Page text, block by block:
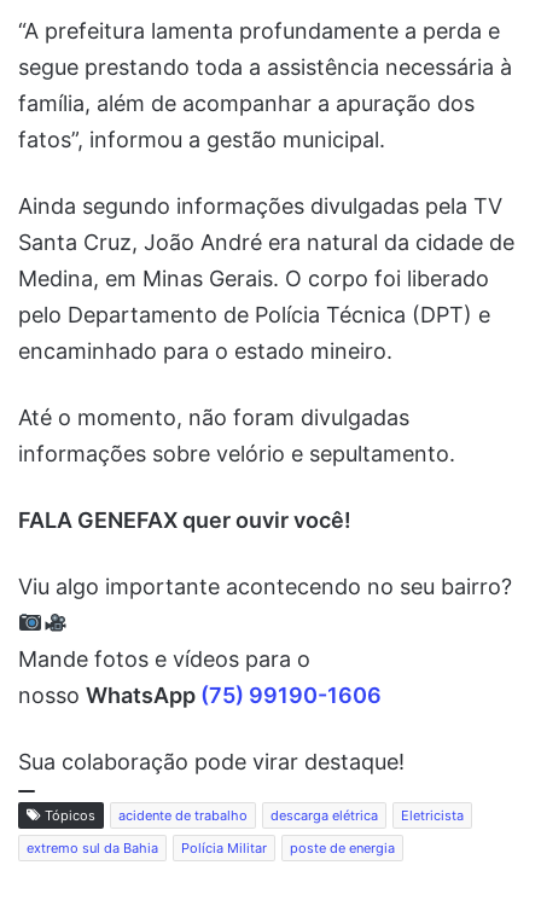
“A prefeitura lamenta profundamente a perda e
segue prestando toda a assistência necessária à
família, além de acompanhar a apuração dos
fatos”, informou a gestão municipal.
Ainda segundo informações divulgadas pela TV
Santa Cruz, João André era natural da cidade de
Medina, em Minas Gerais. O corpo foi liberado
pelo Departamento de Polícia Técnica (DPT) e
encaminhado para o estado mineiro.
Até o momento, não foram divulgadas
informações sobre velório e sepultamento.
FALA GENEFAX quer ouvir você!
Viu algo importante acontecendo no seu bairro?
Mande fotos e vídeos para o
nosso WhatsApp (75) 99190-1606
Sua colaboração pode virar destaque!
Tópicos acidente de trabalho descarga elétrica
Eletricista
extremo sul da Bahia
Polícia Militar poste de energia